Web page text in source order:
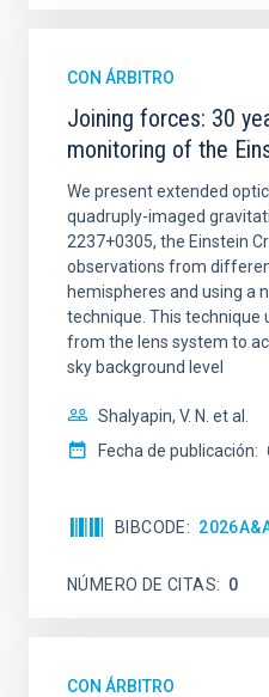
CON ÁRBITRO
Joining forces: 30
monitoring of the
We present extended
quadruply-imaged
2237+0305, the Einstein
observations from
hemispheres and using a
technique. This technique
from the lens system to
sky background level
Shalyapin, V. N. et al.
Fecha de publicación:
BIBCODE
NÚMERO DE CITAS 0
CON ÁRBITRO